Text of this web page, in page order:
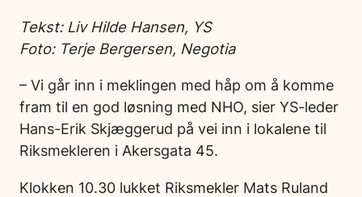
Tekst: Liv Hilde Hansen, YS
Foto: Terje Bergersen, Negotia
– Vi går inn i meklingen med håp om å komme
fram til en god løsning med NHO, sier YS-leder
Hans-Erik Skjæggerud på vei inn i lokalene til
Riksmekleren i Akersgata 45.
Klokken 10.30 lukket Riksmekler Mats Ruland